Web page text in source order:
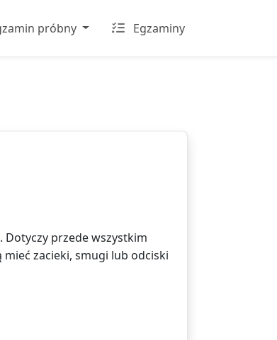
próbny Egzaminy
przede wszystkim
zacieki, smugi lub odciski